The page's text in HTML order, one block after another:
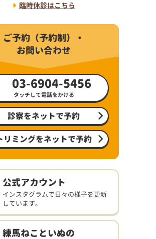
臨時休診はこちら
ご予約（予約制）・
お問い合わせ
03-6904-5456
タッチして電話をかける
診察をネットで予約
リミングをネットで予約
公式アカウント
インスタグラムで日々の様子を更新
しています。
練馬ねこといぬの